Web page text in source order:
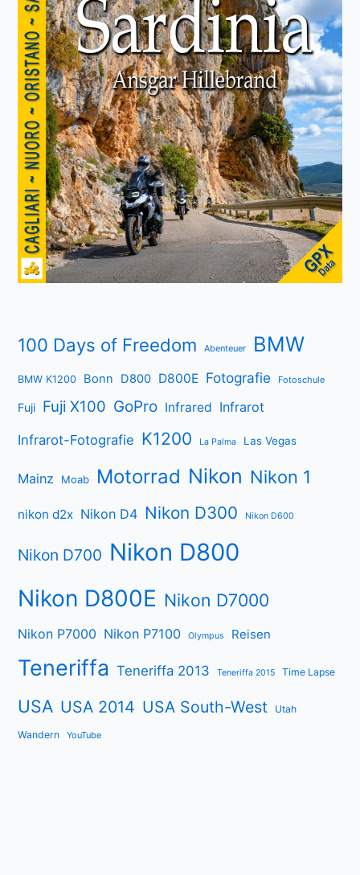
100 Days of Freedom Abenteuer BMW
BMW K1200 Bonn D800 D800E Fotografie Fotoschule
Fuji Fuji X100 GoPro Infrared Infrarot
Infrarot-Fotografie K1200 La Palma Las Vegas
Mainz Moab Motorrad Nikon Nikon 1
nikon d2x Nikon D4 Nikon D300 Nikon D600
Nikon D700 Nikon D800
Nikon D800E Nikon D7000
Nikon P7000 Nikon P7100 Olympus Reisen
Teneriffa Teneriffa 2013 Teneriffa 2015 Time Lapse
USA USA 2014 USA South-West Utah
Wandern YouTube